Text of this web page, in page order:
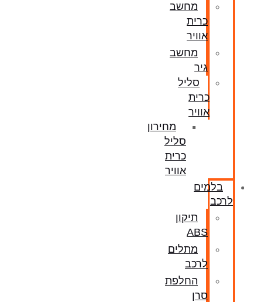
מחשב
כרית
אוויר
מחשב
גיר
סליל
כרית
אוויר
מחירון
סליל
כרית
אוויר
בלמים
לרכב
תיקון
ABS
מתלים
לרכב
החלפת
סרן